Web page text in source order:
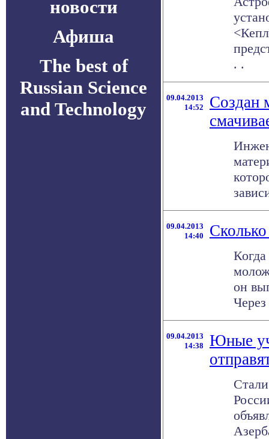
новости
Афиша
The best of
Russian Science
and Technology
. .
09.04.2013
14:52
Создан
09.04.2013
14:40
он
09.04.2013
14:38
Юные